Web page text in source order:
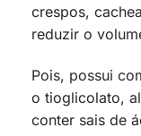
crespos,
reduzir o
Pois, possui
o tioglicolato,
conter sais de